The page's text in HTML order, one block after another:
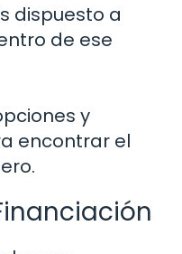
dispuesto a
de ese
y
encontrar el